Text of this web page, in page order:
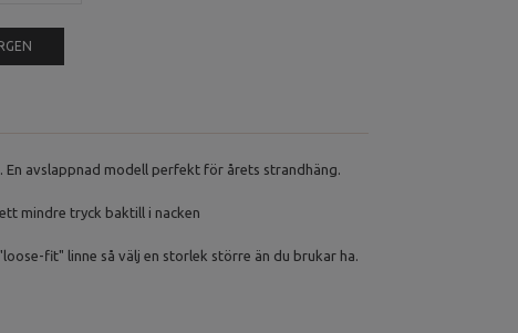
En avslappnad modell perfekt för årets strandhäng.
mindre tryck baktill i nacken
fit" linne så välj en storlek större än du brukar ha.